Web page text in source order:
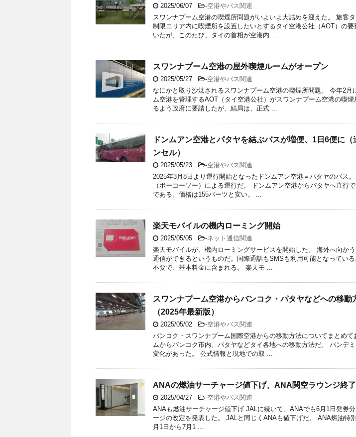
2025/06/07 -空港やバス関連
スワンナプーム空港の喫煙所問題がいよいよ大詰めを迎えた。 旅客
制限エリア内に喫煙所を設置したいとするタイ空港公社（AOT）の
いたが、このたび、タイの首相が空港内 ...
スワンナプーム空港の屋外喫煙ルームがオープン
2025/05/27 -空港やバス関連
なにかと取り沙汰されるスワンナプーム空港の喫煙所問題。 今年2月
ム空港を管理するAOT（タイ空港公社）がスワンナプーム空港の喫
るよう政府に要請したが、結局は、正式 ...
ドンムアン空港とパタヤを結ぶバスが増便、1日6便に（
ンセル）
2025/05/23 -空港やバス関連
2025年3月8日より運行開始となったドンムアン空港＝パタヤのバス
（ボーコーソー）による運行だ。 ドンムアン空港からパタヤへ直行
である。価格は155バーツと安い。 ...
楽天モバイルの機内ローミング開始
2025/05/05 -ネット通信関連
楽天モバイルが、機内ローミングサービスを開始した。 海外へ向か
通信ができるというものだ。国際通話もSMSも利用可能となってい
不要で、基本料金に含まれる。 楽天モ ...
スワンナプーム空港からバンコク・パタヤなどへの移動
（2025年最新版）
2025/05/02 -空港やバス関連
バンコク・スワンナプーム国際空港からの移動方法についてまとめて
ムからバンコク市内、パタヤなどタイ各地への移動方法だ。 パンデ
変化があった。 公式情報と現地での取 ...
ANAの燃油サーチャージ値下げ、ANA関空ラウンジ終了
2025/04/27 -空港やバス関連
ANAも燃油サーチャージ値下げ JALに続いて、ANAでも6月1日発券
ージの改定を発表した。 JALと同じくANAも値下げだ。 ANA燃油特
月1日から7月1 ...